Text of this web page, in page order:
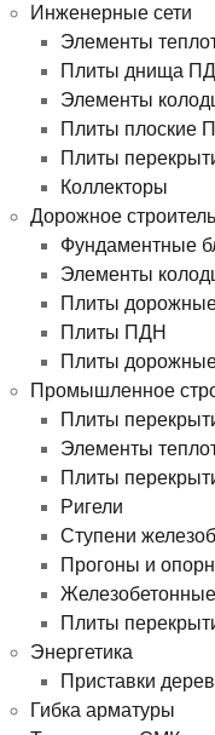
Инженерные сети
Элементы
Плиты днища ПД
Элементы
Плиты плоские
Плиты
Коллекторы
Дорожное
Фундаментные
Элементы
Плиты
Плиты ПДН
Плиты
Промышленное
Плиты
Элементы
Плиты
Ригели
Ступени
Прогоны и
Плиты
Энергетика
Приставки
Гибка арматуры